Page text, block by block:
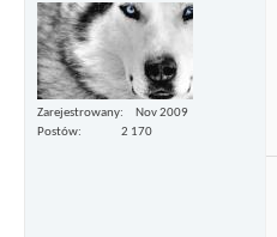
Zarejestrowany
Nov 2009
Postów
2 170